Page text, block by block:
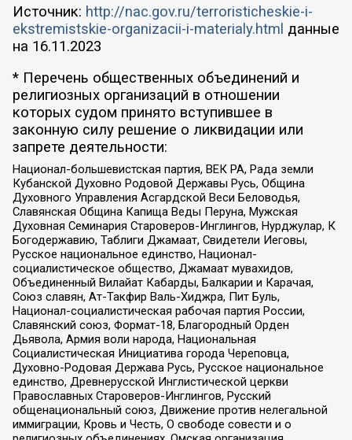
Источник: http://nac.gov.ru/terroristicheskie-i-
ekstremistskie-organizacii-i-materialy.html данные
на 16.11.2023
* Перечень общественных объединений и
религиозных организаций в отношении
которых судом принято вступившее в
законную силу решение о ликвидации или
запрете деятельности:
Национал-большевистская партия, ВЕК РА, Рада земли
Кубанской Духовно Родовой Державы Русь, Община
Духовного Управления Асгардской Веси Беловодья,
Славянская Община Капища Веды Перуна, Мужская
Духовная Семинария Староверов-Инглингов, Нурджулар, К
Богодержавию, Таблиги Джамаат, Свидетели Иеговы,
Русское национальное единство, Национал-
социалистическое общество, Джамаат мувахидов,
Объединенный Вилайат Кабарды, Балкарии и Карачая,
Союз славян, Ат-Такфир Валь-Хиджра, Пит Буль,
Национал-социалистическая рабочая партия России,
Славянский союз, Формат-18, Благородный Орден
Дьявола, Армия воли народа, Национальная
Социалистическая Инициатива города Череповца,
Духовно-Родовая Держава Русь, Русское национальное
единство, Древнерусской Инглистической церкви
Православных Староверов-Инглингов, Русский
общенациональный союз, Движение против нелегальной
иммиграции, Кровь и Честь, О свободе совести и о